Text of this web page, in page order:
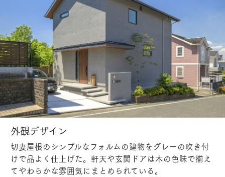
外観デザイン
切妻屋根のシンプルなフォルムの建物をグレーの吹き付
けで品よく仕上げた。軒天や玄関ドアは木の色味で揃え
てやわらかな雰囲気にまとめられている。